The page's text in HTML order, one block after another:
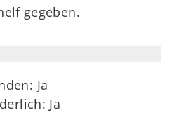
gegeben.
Ja
Ja